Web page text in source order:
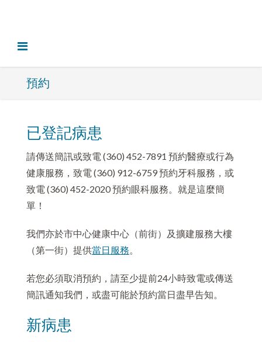
預約
已登記病患
請傳送簡訊或致電 (360) 452-7891 預約醫療或行為
健康服務，致電 (360) 912-6759 預約牙科服務，或
致電 (360) 452-2020 預約眼科服務。就是這麼簡
單！
我們亦於市中心健康中心（前街）及擴建服務大樓
（第一街）提供當日服務。
若您必須取消預約，請至少提前24小時致電或傳送
簡訊通知我們，或盡可能於預約當日盡早告知。
新病患